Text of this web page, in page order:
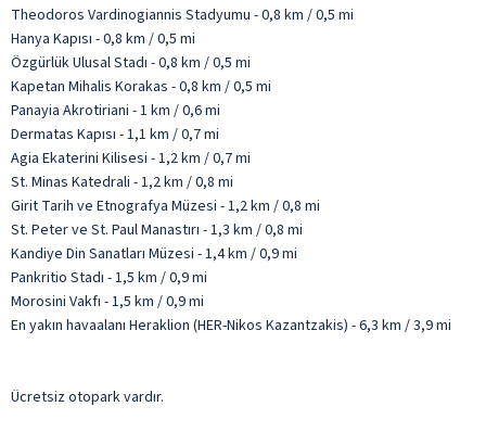
Theodoros Vardinogiannis Stadyumu - 0,8 km / 0,5 mi
Hanya Kapısı - 0,8 km / 0,5 mi
Özgürlük Ulusal Stadı - 0,8 km / 0,5 mi
Kapetan Mihalis Korakas - 0,8 km / 0,5 mi
Panayia Akrotiriani - 1 km / 0,6 mi
Dermatas Kapısı - 1,1 km / 0,7 mi
Agia Ekaterini Kilisesi - 1,2 km / 0,7 mi
St. Minas Katedrali - 1,2 km / 0,8 mi
Girit Tarih ve Etnografya Müzesi - 1,2 km / 0,8 mi
St. Peter ve St. Paul Manastırı - 1,3 km / 0,8 mi
Kandiye Din Sanatları Müzesi - 1,4 km / 0,9 mi
Pankritio Stadı - 1,5 km / 0,9 mi
Morosini Vakfı - 1,5 km / 0,9 mi
En yakın havaalanı Heraklion (HER-Nikos Kazantzakis) - 6,3 km / 3,9 mi
Ücretsiz otopark vardır.